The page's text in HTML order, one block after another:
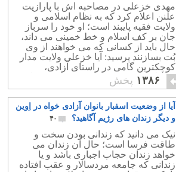
مهدی خزعلی در مصاحبه اش با پارازیت
علنن اعلام کرد که به نظام اسلامی و
ولایت فقیه پایبند است؛ او خود را سرباز
جان بر کف اسلام و خط خمینی می داند،
حال باید از کسانی که می خواهند از وی
بُت بسازنند پرسید: آیا خزعلی ولایت مدار
کوچکترین گامی در راستای آزادی،
سکولاریسم و دموکراسی برداشته و یا
خواهد برداشت؟
۱۳۸۶ پخش
آیا از وضعیت اسفبار بانوان آزادی خواه در اِوین
و دیگر زندان های رژیم آگاهید؟
۴۰
نیک می دانید که زندانی بودن سخت و
طاقت فرسا است؛ حال آن زندان می
خواهد زندان حجاب اجباری باشد و یا
زندانی که جامعه مردسالار و عقب افتاده